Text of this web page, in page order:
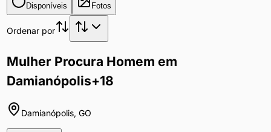
Disponíveis Fotos
Ordenar por
Mulher Procura Homem em
Damianópolis+18
Damianópolis, GO